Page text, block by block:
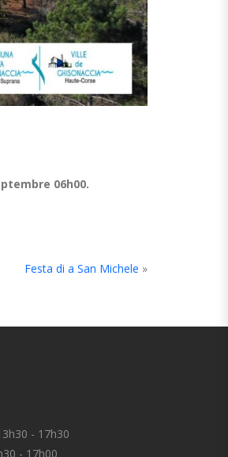
06h00.
Festa di a San Michele »
- 17h30
- 17h00